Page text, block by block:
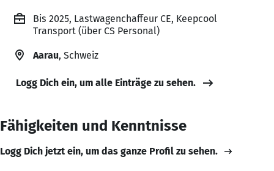
Bis 2025, Lastwagenchaffeur CE, Keepcool
Transport (über CS Personal)
Aarau, Schweiz
Logg Dich ein, um alle Einträge zu sehen.
Fähigkeiten und Kenntnisse
Logg Dich jetzt ein, um das ganze Profil zu sehen.